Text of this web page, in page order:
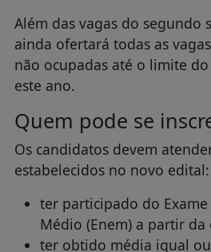
Além das vagas do segundo
ainda ofertará todas as
não ocupadas até o limite
este ano.
Quem pode se
Os candidatos devem
estabelecidos no novo edital:
ter participado do
Médio (Enem) a partir da
ter obtido média igual